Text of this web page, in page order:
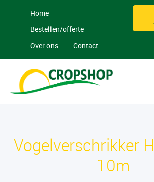
Home
Bestellen/offerte
Over ons
Contact
Vogelverschrikker
10m